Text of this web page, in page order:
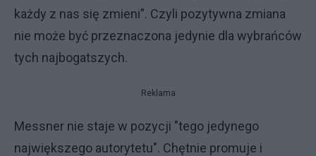
każdy z nas się zmieni”. Czyli pozytywna zmiana
nie może być przeznaczona jedynie dla wybrańców
tych najbogatszych.
Reklama
Messner nie staje w pozycji "tego jedynego
największego autorytetu". Chętnie promuje i